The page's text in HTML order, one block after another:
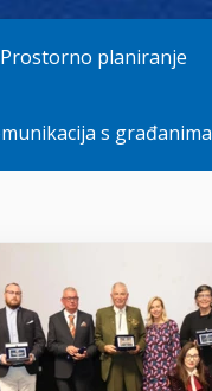
Prostorno planiranje
s građanima